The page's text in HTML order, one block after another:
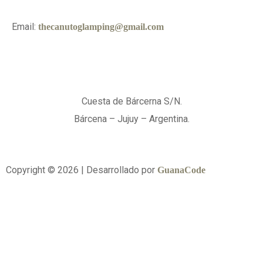
Email: thecanutoglamping@gmail.com
Cuesta de Bárcerna S/N.
Bárcena – Jujuy – Argentina.
Copyright © 2026 | Desarrollado por GuanaCode